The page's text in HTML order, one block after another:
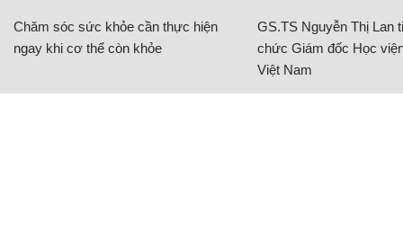
Chăm sóc sức khỏe cần thực hiện
ngay khi cơ thể còn khỏe
GS.TS Nguyễn Thị Lan
chức Giám đốc Học
Việt Nam